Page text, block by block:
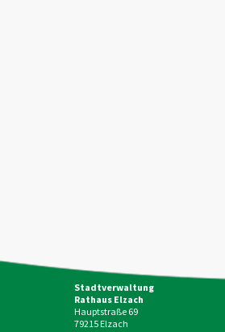
Stadtverwaltung
Rathaus Elzach
Hauptstraße 69
79215Elzach